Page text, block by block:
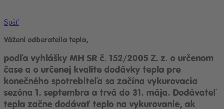
Späť
Vážení odberatelia tepla,
podľa vyhlášky MH SR č. 152/2005 Z. z. o určenom
čase a o určenej kvalite dodávky tepla pre
konečného spotrebiteľa sa začína vykurovacia
sezóna 1. septembra a trvá do 31. mája. Dodávateľ
tepla začne dodávať teplo na vykurovanie, ak